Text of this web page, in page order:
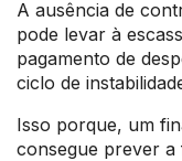
A ausência de
pode levar à
pagamento de
ciclo de
Isso porque, um
consegue prever a